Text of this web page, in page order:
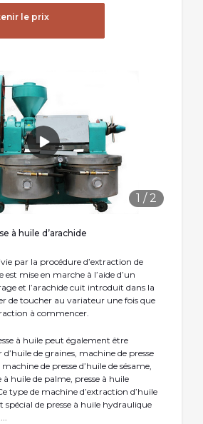
le prix
1 / 2
à huile d’arachide
par la procédure d’extraction de
est mise en marche à l’aide d’un
et l’arachide cuit introduit dans la
de toucher au variateur une fois que
à commencer.
à huile peut également être
de graines, machine de presse
de presse d’huile de sésame,
à huile de palme, presse à huile
type de machine d’extraction d’huile
de presse à huile hydraulique